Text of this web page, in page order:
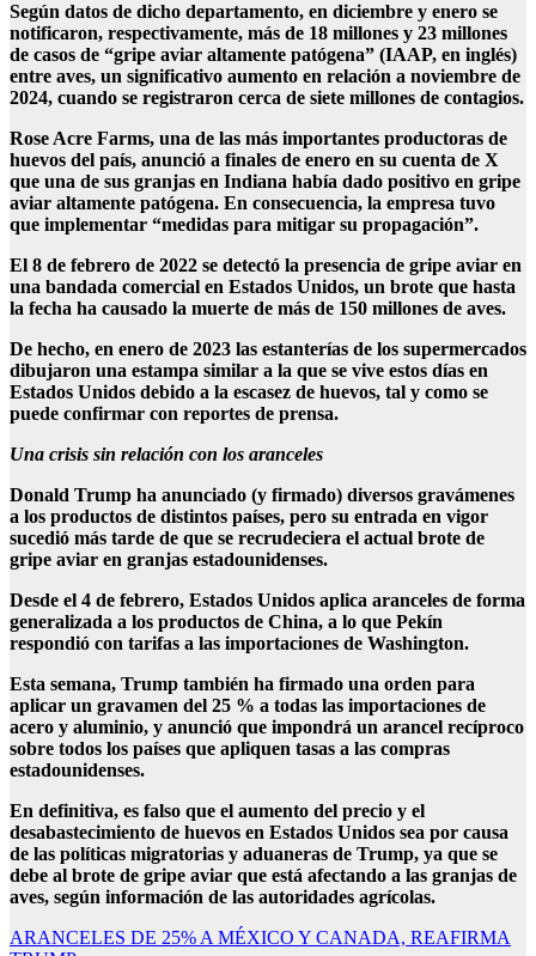
Según datos de dicho departamento, en diciembre y enero se
notificaron, respectivamente, más de 18 millones y 23 millones
de casos de “gripe aviar altamente patógena” (IAAP, en inglés)
entre aves, un significativo aumento en relación a noviembre de
2024, cuando se registraron cerca de siete millones de contagios.
Rose Acre Farms, una de las más importantes productoras de
huevos del país, anunció a finales de enero en su cuenta de X
que una de sus granjas en Indiana había dado positivo en gripe
aviar altamente patógena. En consecuencia, la empresa tuvo
que implementar “medidas para mitigar su propagación”.
El 8 de febrero de 2022 se detectó la presencia de gripe aviar en
una bandada comercial en Estados Unidos, un brote que hasta
la fecha ha causado la muerte de más de 150 millones de aves.
De hecho, en enero de 2023 las estanterías de los supermercados
dibujaron una estampa similar a la que se vive estos días en
Estados Unidos debido a la escasez de huevos, tal y como se
puede confirmar con reportes de prensa.
Una crisis sin relación con los aranceles
Donald Trump ha anunciado (y firmado) diversos gravámenes
a los productos de distintos países, pero su entrada en vigor
sucedió más tarde de que se recrudeciera el actual brote de
gripe aviar en granjas estadounidenses.
Desde el 4 de febrero, Estados Unidos aplica aranceles de forma
generalizada a los productos de China, a lo que Pekín
respondió con tarifas a las importaciones de Washington.
Esta semana, Trump también ha firmado una orden para
aplicar un gravamen del 25 % a todas las importaciones de
acero y aluminio, y anunció que impondrá un arancel recíproco
sobre todos los países que apliquen tasas a las compras
estadounidenses.
En definitiva, es falso que el aumento del precio y el
desabastecimiento de huevos en Estados Unidos sea por causa
de las políticas migratorias y aduaneras de Trump, ya que se
debe al brote de gripe aviar que está afectando a las granjas de
aves, según información de las autoridades agrícolas.
Navegación
ARANCELES DE 25% A MÉXICO Y CANADA, REAFIRMA